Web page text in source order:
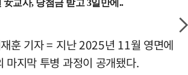
훈 기자 = 지난 2025년 11월 영면에
마지막 투병 과정이 공개됐다.